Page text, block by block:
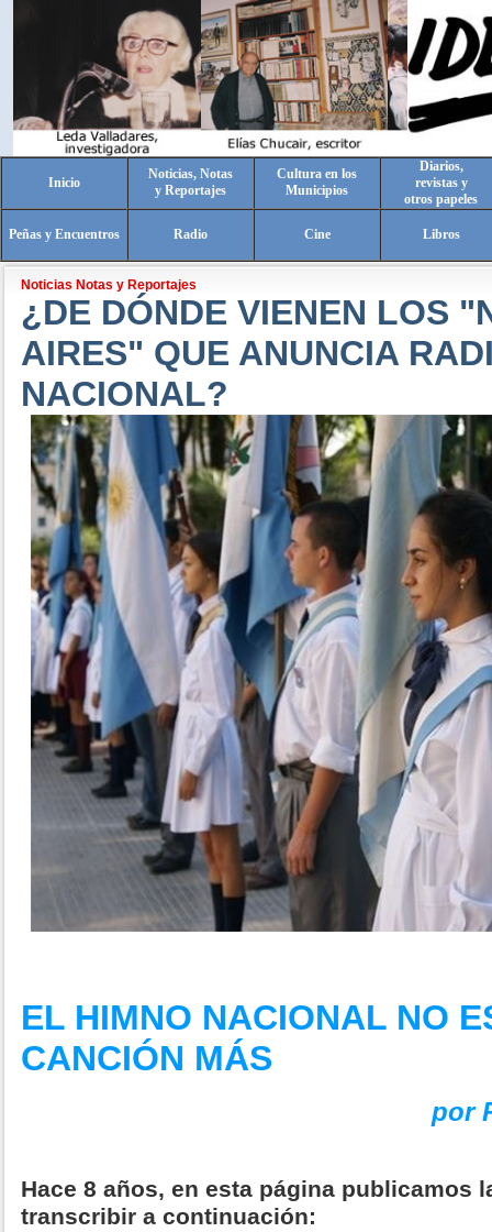
Inicio
Noticias, Notas
y Reportajes
Cultura en los
Municipios
Diarios,
revistas y
otros papeles
Peñas y Encuentros Radio Cine Libros
Noticias Notas y Reportajes
¿DE DÓNDE VIENEN LOS
AIRES" QUE ANUNCIA
NACIONAL?
EL HIMNO NACIONAL NO
CANCIÓN MÁS
por
Hace 8 años, en esta página publicamos
transcribir a continuación: